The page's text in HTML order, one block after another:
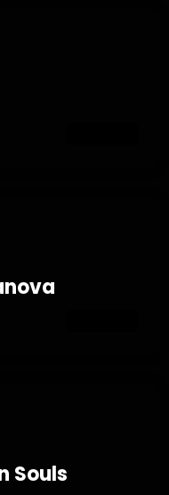
Souls